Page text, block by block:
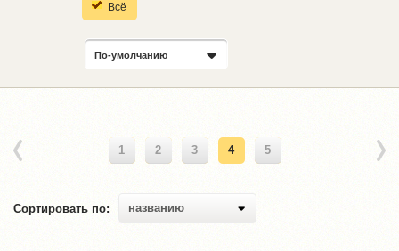
Всё
По-умолчанию
1 2 3 4 5
Сортировать по: названию